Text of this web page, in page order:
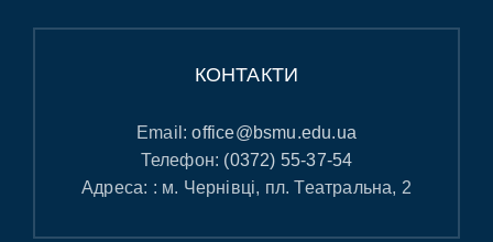
КОНТАКТИ
Email:office@bsmu.edu.ua
Телефон: (0372) 55-37-54
Адреса: : м. Чернівці, пл. Театральна, 2